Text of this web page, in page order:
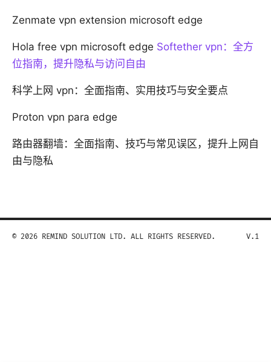
Zenmate vpn extension microsoft edge
Hola free vpn microsoft edge Softether vpn：全方
位指南，提升隐私与访问自由
科学上网 vpn：全面指南、实用技巧与安全要点
Proton vpn para edge
路由器翻墙：全面指南、技巧与常见误区，提升上网自
由与隐私
© 2026 REMIND SOLUTION LTD. ALL RIGHTS RESERVED. V.1